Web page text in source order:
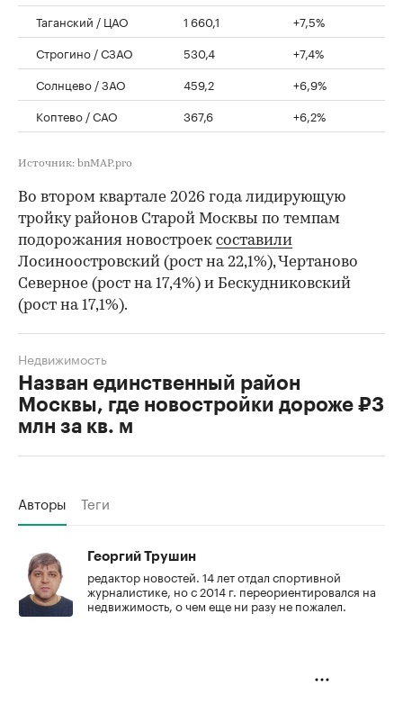
Таганский / ЦАО 1 660,1
+7,5%
Строгино / СЗАО
530,4
+7,4%
Солнцево / ЗАО
459,2
+6,9%
Коптево / САО
367,6 +6,2%
Источник: bnMAP.pro
Во втором квартале 2026 года лидирующую
тройку районов Старой Москвы по темпам
подорожания новостроек составили
Лосиноостровский (рост на 22,1%), Чертаново
Северное (рост на 17,4%) и Бескудниковский
(рост на 17,1%).
Назван единственный район
Москвы, где новостройки дороже ₽3
млн за кв. м
Недвижимость
Авторы Теги
Георгий Трушин
редактор новостей. 14 лет отдал спортивной
журналистике, но с 2014 г. переориентировался на
недвижимость, о чем еще ни разу не пожалел.